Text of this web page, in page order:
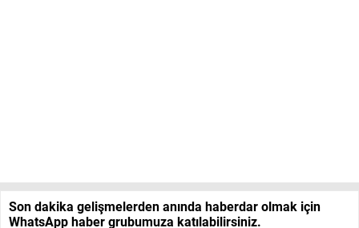
Son dakika gelişmelerden anında haberdar olmak için
WhatsApp haber grubumuza katılabilirsiniz.